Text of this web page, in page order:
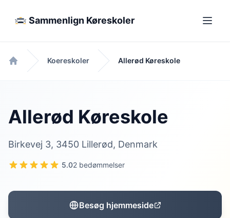
Sammenlign Køreskoler
Forside
Koereskoler Allerød Køreskole
Allerød Køreskole
Birkevej 3, 3450 Lillerød, Denmark
5.02 bedømmelser
Besøg hjemmeside